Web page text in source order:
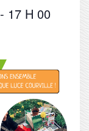
- 17 H 00